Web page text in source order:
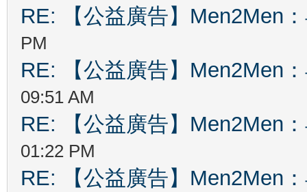
RE: 【公益廣告】Men2Men
PM
RE: 【公益廣告】Men2Men
09:51 AM
RE: 【公益廣告】Men2Men
01:22 PM
RE: 【公益廣告】Men2Men